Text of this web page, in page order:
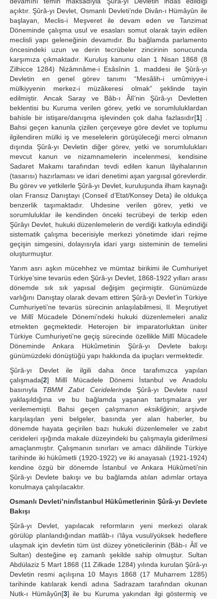
açıktır. Şûrâ-yı Devlet, Osmanlı Devleti’nde Divân-ı Hümâyûn ile
başlayan, Meclis-i Meşveret ile devam eden ve Tanzimat
Döneminde çalışma usul ve esasları somut olarak tayin edilen
meclisli yapı geleneğinin devamıdır. Bu bağlamda parlamento
öncesindeki uzun ve derin tecrübeler zincirinin sonucunda
karşımıza çıkmaktadır. Kuruluş kanunu olan 1 Nisan 1868 (8
Zilhicce 1284) Nizâmnâme-i Esâsînin 1. maddesi ile Şûrâ-yı
Devletin en genel görev tanımı “Mesâlih-i umûmiyye-i
mülkiyyenin merkez-i müzâkeresi olmak” şeklinde tayin
edilmiştir. Ancak Saray ve Bâb-ı Âlî’nin Şûrâ-yı Devletten
beklentisi bu Kuruma verilen görev, yetki ve sorumluluklardan
bahisle bir istişare/danışma işlevinden çok daha fazlasıdır[1] .
Bahsi geçen kanunla çizilen çerçeveye göre devlet ve toplumu
ilgilendiren mülki iş ve meselelerin görüşüleceği merci olmanın
dışında Şûrâ-yı Devletin diğer görev, yetki ve sorumlulukları
mevcut kanun ve nizamnamelerin incelenmesi, kendisine
Sadaret Makamı tarafından tevdi edilen kanun lâyihalarının
(tasarısı) hazırlaması ve idari denetimi aşan yargısal görevlerdir.
Bu görev ve yetkilerle Şûrâ-yı Devlet, kuruluşunda ilham kaynağı
olan Fransız Danıştayı (Conseil d’Etat/Konsey Deta) ile oldukça
benzerlik taşımaktadır. Uhdesine verilen görev, yetki ve
sorumluluklar ile kendinden önceki tecrübeyi de terkip eden
Şûrâyı Devlet, hukuki düzenlemelerin de verdiği katkıyla edindiği
sistematik çalışma becerisiyle merkezi yönetimde idari rejime
geçişin simgesini, dolayısıyla idari yargı sisteminin de temelini
oluşturmuştur.
Yarım asrı aşkın mücehhez ve mümtaz birikimi ile Cumhuriyet
Türkiye’sine tevarüs eden Şûrâ-yı Devlet, 1868-1922 yılları arası
dönemde sık sık yapısal değişim geçirmiştir. Günümüzde
varlığını Danıştay olarak devam ettiren Şûrâ-yı Devlet’in Türkiye
Cumhuriyeti’ne tevarüs sürecinin anlaşılabilmesi, II. Meşrutiyet
ve Millî Mücadele Dönemi’ndeki hukuki düzenlemeleri analiz
etmekten geçmektedir. Heterojen bir imparatorluktan üniter
Türkiye Cumhuriyeti’ne geçiş sürecinde özellikle Millî Mücadele
Döneminde Ankara Hükûmetinin Şûrâ-yı Devlete bakışı
günümüzdeki dönüştüğü yapı hakkında da ipuçları vermektedir.
Şûrâ-yı Devlet ile ilgili daha önce tarafımızca yapılan
çalışmada[2] Millî Mücadele Dönemi İstanbul ve Anadolu
basınıyla TBMM Zabıt Ceridelerinde Şûrâ-yı Devlete nasıl
yaklaşıldığına ve bu bağlamda yaşanan tartışmalara yer
verilememişti. Bahsi geçen çalışmanın eksikliğinin; arşivde
karşılaşılan yeni belgeler, basında yer alan haberler, bu
dönemde hayata geçirilen bazı hukuki düzenlemeler ve zabıt
cerideleri ışığında makale düzeyindeki bu çalışmayla giderilmesi
amaçlanmıştır. Çalışmanın sınırları ve amacı dâhilinde Türkiye
tarihinde iki hükûmetli (1920-1922) ve iki anayasalı (1921-1924)
kendine özgü bir dönemde İstanbul ve Ankara Hükûmeti’nin
Şûrâ-yı Devlete bakışı ve bu bağlamda atılan adımlar ortaya
konulmaya çalışılacaktır.
Osmanlı Devleti’nin/İstanbul Hükûmetlerinin Şûrâ-yı Devlete
Bakışı
Şûrâ-yı Devlet, yapılacak reformların yeni merkezi olarak
görülüp planlandığından matlâb-ı i‘lâya vusul/yüksek hedeflere
ulaşmak için devletin tüm üst düzey yöneticilerinin (Bâb-ı Âlî ve
Sultan) desteğine eş zamanlı şekilde sahip olmuştur. Sultan
Abdülaziz 5 Mart 1868 (11 Zilkade 1284) yılında kurulan Şûrâ-yı
Devletin resmi açılışına 10 Mayıs 1868 (17 Muharrem 1285)
tarihinde katılarak kendi adına Sadrazam tarafından okunan
Nutk-ı Hümâyûn[3] ile bu Kuruma yakından ilgi göstermiş ve